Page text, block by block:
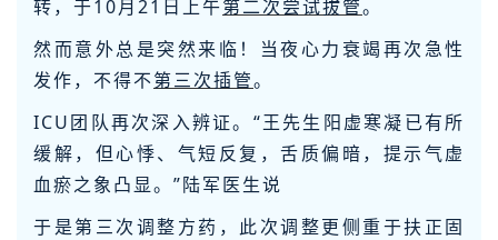
转，于10月21日上午第二次尝试拔管。
然而意外总是突然来临！当夜心力衰竭再次急性
发作，不得不第三次插管。
ICU团队再次深入辨证。“王先生阳虚寒凝已有所
缓解，但心悸、气短反复，舌质偏暗，提示气虚
血瘀之象凸显。”陆军医生说
于是第三次调整方药，此次调整更侧重于扶正固